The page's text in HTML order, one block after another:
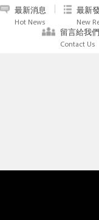
最新消息
Hot News
最新
New
留言給我們
Contact Us